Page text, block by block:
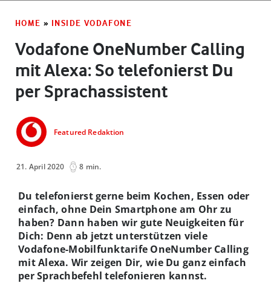
HOME » INSIDE VODAFONE
Vodafone OneNumber Calling
mit Alexa: So telefonierst Du
per Sprachassistent
Featured Redaktion
21. April 2020 8 min.
Du telefonierst gerne beim Kochen, Essen oder
einfach, ohne Dein Smartphone am Ohr zu
haben? Dann haben wir gute Neuigkeiten für
Dich: Denn ab jetzt unterstützen viele
Vodafone-Mobilfunktarife OneNumber Calling
mit Alexa. Wir zeigen Dir, wie Du ganz einfach
per Sprachbefehl telefonieren kannst.